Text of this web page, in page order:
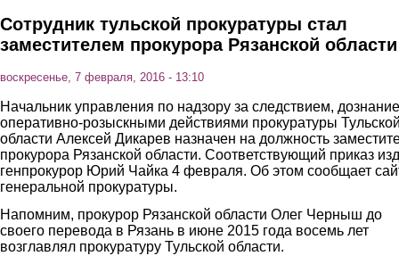
Сотрудник тульской прокуратуры стал
заместителем прокурора Рязанской области
воскресенье, 7 февраля, 2016 - 13:10
Начальник управления по надзору за следствием,
оперативно-розыскными действиями прокуратуры
области Алексей Дикарев назначен на должность
прокурора Рязанской области. Соответствующий приказ
генпрокурор Юрий Чайка 4 февраля. Об этом сообщает
генеральной прокуратуры.
Напомним, прокурор Рязанской области Олег Черныш до
своего перевода в Рязань в июне 2015 года восемь лет
возглавлял прокуратуру Тульской области.